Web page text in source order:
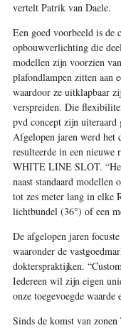
vertelt Patrik van Daele.
Een goed voorbeeld is
opbouwverlichting die
modellen zijn voorzien
plafondlampen zitten aan
waardoor ze uitklapbaar
verspreiden. Die
pvd concept zijn uiteraard
Afgelopen jaren werd het
resulteerde in een nieuwe
WHITE LINE SLOT.
naast standaard modellen
tot zes meter lang in elke
lichtbundel (36°) of een
De afgelopen jaren
waaronder de
dokterspraktijken.
Iedereen wil zijn eigen
onze toegevoegde
Sinds de komst van